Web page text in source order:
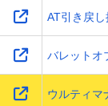
AT引き戻し
バレットオ
ウルティマ